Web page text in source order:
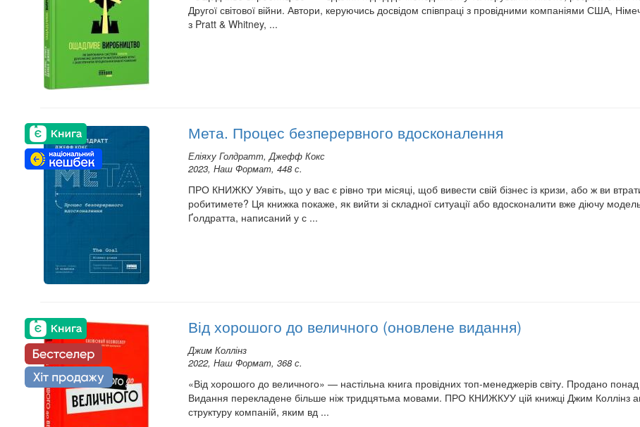
Другої світової війни. Автори, керуючись досвідом співпраці з провідними компаніями США,
з Pratt & Whitney, ...
Мета. Процес безперервного вдосконалення
Еліяху Голдратт, Джефф Кокс
2023, Наш Формат, 448 с.
ПРО КНИЖКУ Уявіть, що у вас є рівно три місяці, щоб вивести свій бізнес із кризи, або ж ви
робитимете? Ця книжка покаже, як вийти зі складної ситуації або вдосконалити вже діючу
Ґолдратта, написаний у с ...
Від хорошого до величного (оновлене видання)
Джим Коллінз
2022, Наш Формат, 368 с.
«Від хорошого до величного» — настільна книга провідних топ-менеджерів світу. Продано
Видання перекладене більше ніж тридцятьма мовами. ПРО КНИЖКУУ цій книжці Джим Коллінз
структуру компаній, яким вд ...